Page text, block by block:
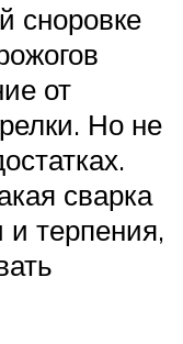
сноровке
от
Но не
сварка
и терпения,